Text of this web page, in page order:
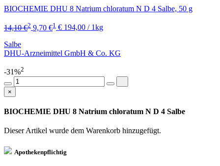
BIOCHEMIE DHU 8 Natrium chloratum N D 4 Salbe, 50 g
14,10 €2 9,70 €1 € 194,00 / 1kg
Salbe
DHU-Arzneimittel GmbH & Co. KG
-31%2
×
BIOCHEMIE DHU 8 Natrium chloratum N D 4 Salbe
Dieser Artikel wurde dem Warenkorb hinzugefügt.
Apothekenpflichtig